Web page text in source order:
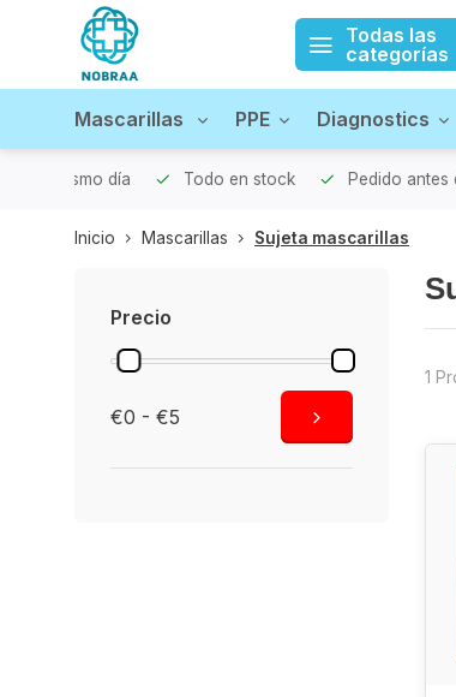
Todas las
categorías
Mascarillas PPE Diagnostics
el mismo día Todo en stock Pedido antes
Inicio Mascarillas Sujeta mascarillas
Precio
€0 - €5
1